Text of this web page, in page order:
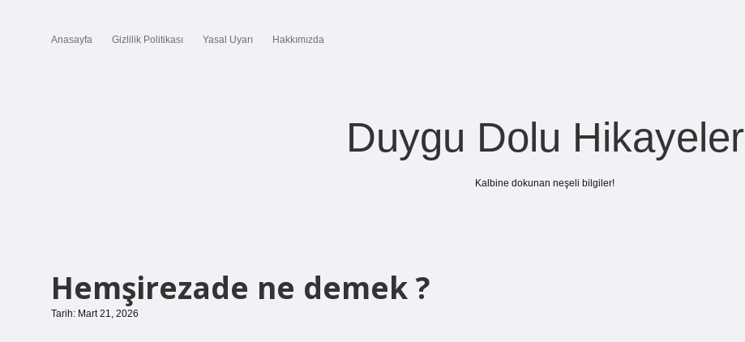
Anasayfa Gizlilik Politikası Yasal Uyarı Hakkımızda
Duygu Dolu Hikayeler
Kalbine dokunan neşeli bilgiler!
Hemşirezade ne demek ?
Tarih: Mart 21, 2026